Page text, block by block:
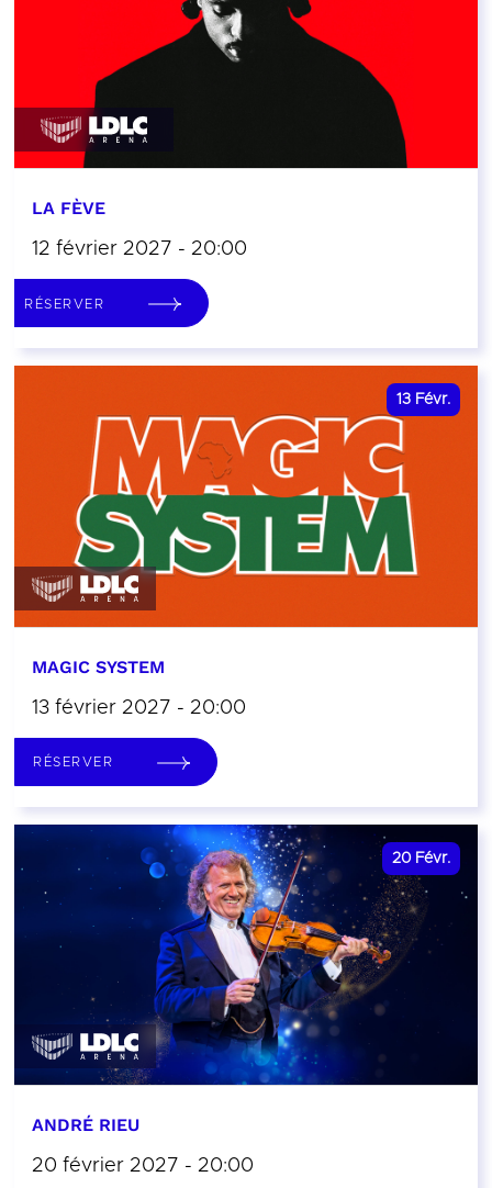
LA FÈVE
12 février 2027 - 20:00
RÉSERVER
13 Févr.
MAGIC SYSTEM
13 février 2027 - 20:00
RÉSERVER
20 Févr.
ANDRÉ RIEU
20 février 2027 - 20:00